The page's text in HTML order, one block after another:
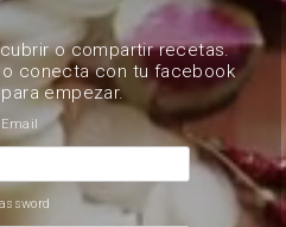
o compartir recetas.
o conecta con tu facebook
empezar.
Email